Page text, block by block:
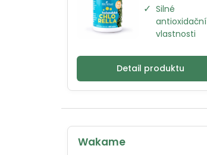
✓ Silné
antioxidační
vlastnosti
Detail produktu
Wakame